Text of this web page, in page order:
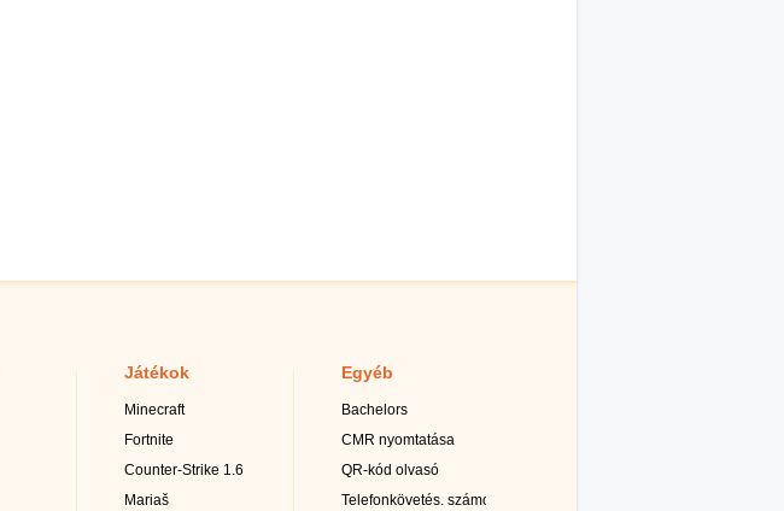
Játékok
Minecraft
Fortnite
Counter-Strike 1.6
Mariaš
Egyéb
Bachelors
CMR nyomtatása
QR-kód olvasó
Telefonkövetés. számok